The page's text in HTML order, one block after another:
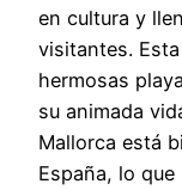
en cultura y
visitantes.
hermosas
su animada
Mallorca está
España, lo